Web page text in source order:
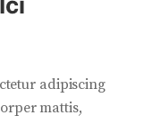
adipiscing
mattis,